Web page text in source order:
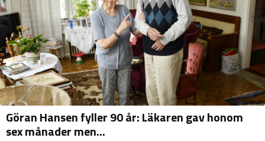
Göran Hansen fyller 90 år: Läkaren gav honom
sex månader men...